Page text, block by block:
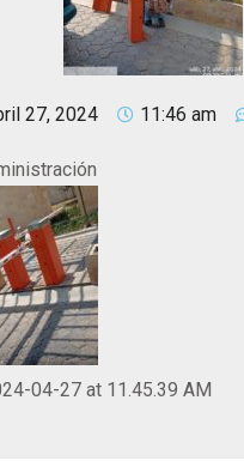
27, 2024 11:46 am
04-27 at 11.45.39 AM